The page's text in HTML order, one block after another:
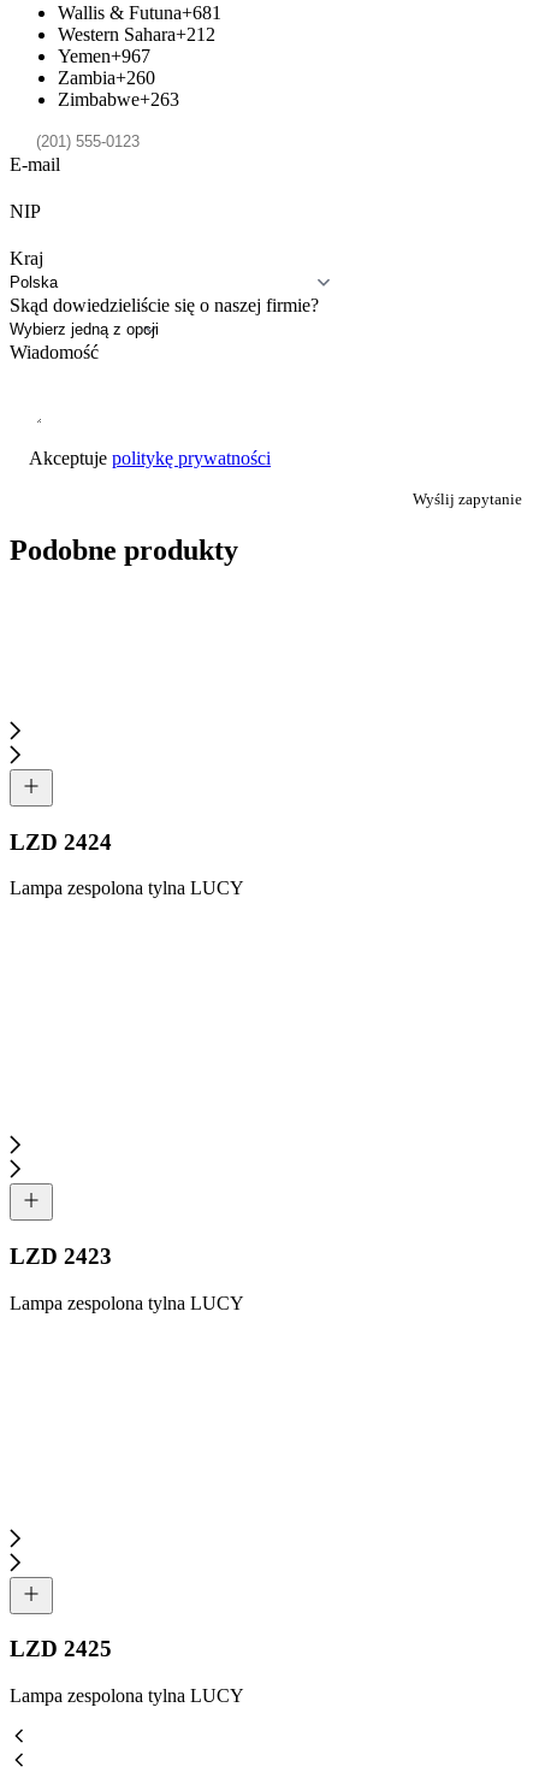
Wallis & Futuna+681
Western Sahara+212
Yemen+967
Zambia+260
Zimbabwe+263
E-mail
NIP
Kraj
Skąd dowiedzieliście się o naszej firmie?
Wiadomość
Akceptuje politykę prywatności
Wyślij zapytanie
Podobne produkty
LZD 2424
Lampa zespolona tylna LUCY
LZD 2423
Lampa zespolona tylna LUCY
LZD 2425
Lampa zespolona tylna LUCY